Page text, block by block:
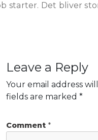
starter. Det bliver
Leave a Reply
Your email address
fields are marked *
Comment *